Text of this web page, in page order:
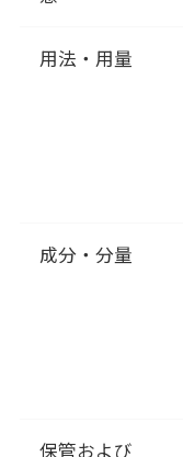
用法・用量
成分・分量
保管および